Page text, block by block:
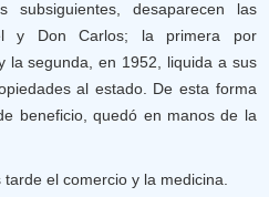
desaparecen las
y Don Carlos; la primera por
la segunda, en 1952, liquida a sus
al estado. De esta forma
beneficio, quedó en manos de la
el comercio y la medicina.